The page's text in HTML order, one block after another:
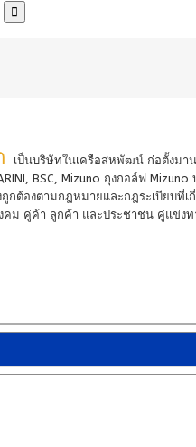
เป็นบริษัทในเครือสหพัฒน์ ก่อตั้งมา
BSC, Mizuno ถุงกอล์ฟ
กต้องตามกฎหมายและกฎระเบียบที่
ม คู่ค้า ลูกค้า และประชาชน คู่แข่งท